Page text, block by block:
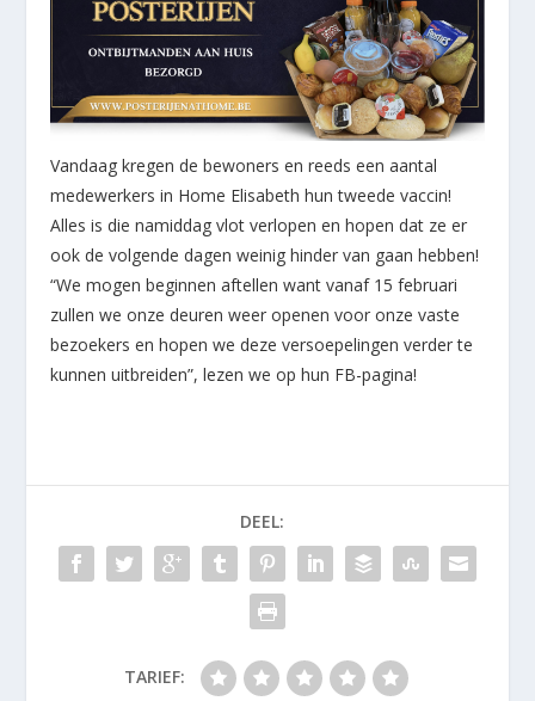
Vandaag kregen de bewoners en reeds een aantal
medewerkers in Home Elisabeth hun tweede vaccin!
Alles is die namiddag vlot verlopen en hopen dat ze er
ook de volgende dagen weinig hinder van gaan hebben!
“We mogen beginnen aftellen want vanaf 15 februari
zullen we onze deuren weer openen voor onze vaste
bezoekers en hopen we deze versoepelingen verder te
kunnen uitbreiden”, lezen we op hun FB-pagina!
DEEL:
TARIEF: